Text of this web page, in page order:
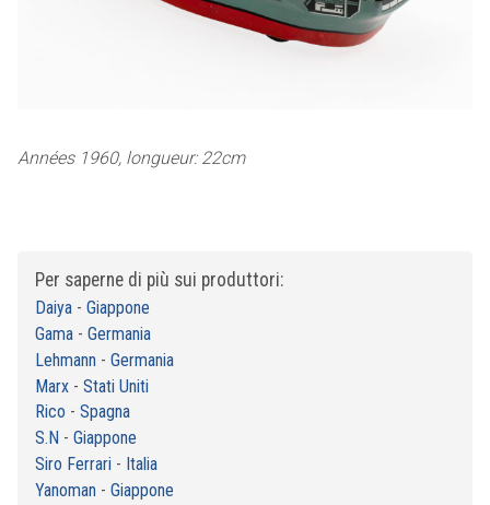
Années 1960, longueur: 22cm
Per saperne di più sui produttori:
Daiya - Giappone
Gama - Germania
Lehmann - Germania
Marx - Stati Uniti
Rico - Spagna
S.N - Giappone
Siro Ferrari - Italia
Yanoman - Giappone